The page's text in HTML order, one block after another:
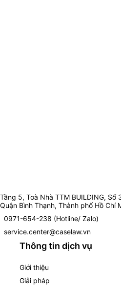
Tầng 5, Toà Nhà TTM BUILDING,
Quận Bình Thạnh, Thành phố Hồ Chí
0971-654-238 (Hotline/ Zalo)
service.center@caselaw.vn
Thông tin dịch vụ
Giới thiệu
Giải pháp